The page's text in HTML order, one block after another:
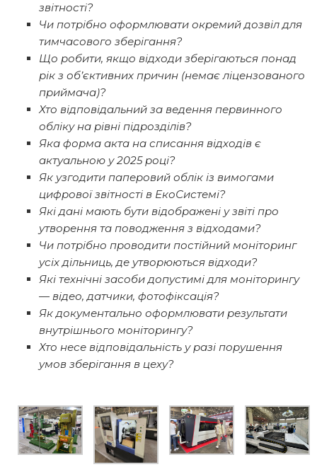
звітності?
Чи потрібно оформлювати окремий дозвіл для
тимчасового зберігання?
Що робити, якщо відходи зберігаються понад
рік з об’єктивних причин (немає ліцензованого
приймача)?
Хто відповідальний за ведення первинного
обліку на рівні підрозділів?
Яка форма акта на списання відходів є
актуальною у 2025 році?
Як узгодити паперовий облік із вимогами
цифрової звітності в ЕкоСистемі?
Які дані мають бути відображені у звіті про
утворення та поводження з відходами?
Чи потрібно проводити постійний моніторинг
усіх дільниць, де утворюються відходи?
Які технічні засоби допустимі для моніторингу
— відео, датчики, фотофіксація?
Як документально оформлювати результати
внутрішнього моніторингу?
Хто несе відповідальність у разі порушення
умов зберігання в цеху?